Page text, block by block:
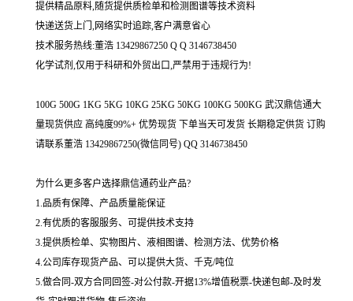
提供精品原料,随货提供质检单和检测图谱等技术资料
快递送货上门,网络实时追踪,客户满意省心
技术服务热线:董浩 13429867250 Q Q 3146738450
化学试剂,仅用于科研和外贸出口,严禁用于违规行为!
100G 500G 1KG 5KG 10KG 25KG 50KG 100KG 500KG 武汉鼎信通大
量现货供应 高纯度99%+ 优势现货 下单当天可发货 长期稳定供货 订购
请联系董浩 13429867250(微信同号) QQ 3146738450
为什么更多客户选择鼎信通药业产品?
1.品质有保障、产品质量能保证
2.有优质的客服服务、可提供技术支持
3.提供质检单、实物图片、液相图谱、检测方法、优势价格
4.公司库存现货产品、可以提供大货、千克/吨位
5.做合同-双方合同回签-对公付款-开据13%增值税票-快递包邮-及时发